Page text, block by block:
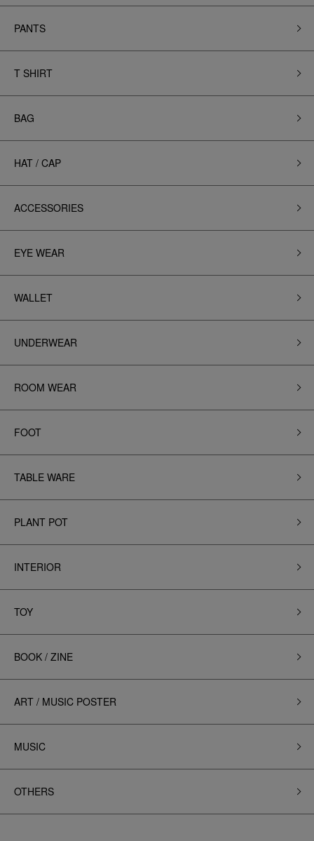
PANTS
T SHIRT
BAG
HAT / CAP
ACCESSORIES
EYE WEAR
WALLET
UNDERWEAR
ROOM WEAR
FOOT
TABLE WARE
PLANT POT
INTERIOR
TOY
BOOK / ZINE
ART / MUSIC POSTER
MUSIC
OTHERS